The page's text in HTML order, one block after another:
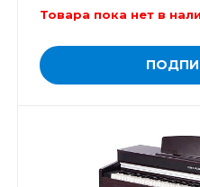
Товара пока нет в